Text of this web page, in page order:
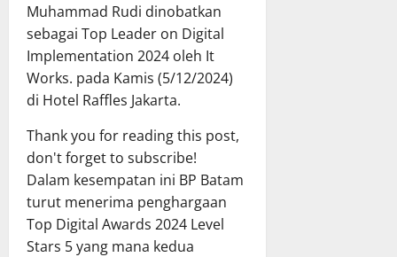
Muhammad Rudi dinobatkan
sebagai Top Leader on Digital
Implementation 2024 oleh It
Works. pada Kamis (5/12/2024)
di Hotel Raffles Jakarta.
Thank you for reading this post,
don't forget to subscribe!
Dalam kesempatan ini BP Batam
turut menerima penghargaan
Top Digital Awards 2024 Level
Stars 5 yang mana kedua